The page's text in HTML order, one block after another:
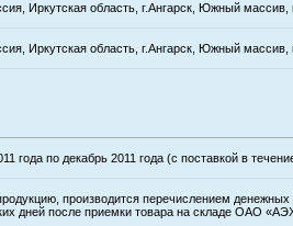
Иркутская область, г.Ангарск, Южный
Иркутская область, г.Ангарск, Южный
года по декабрь 2011 года (с поставкой в
производится перечислением
дней после приемки товара на складе ОАО